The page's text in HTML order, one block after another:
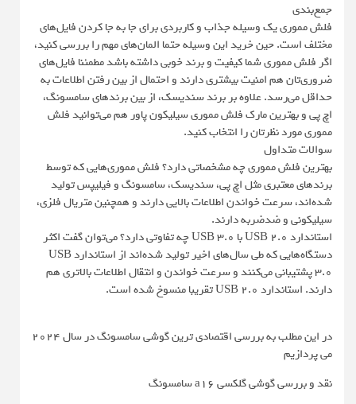
جمع‌بندی
فلش مموری یک وسیله جذاب و کاربردی برای جا به جا کردن فایل‌های
مختلف است. حین خرید این وسیله حتما المان‌های مهم را بررسی کنید،
اگر فلش مموری شما کیفیت و برند خوبی داشته باشد مطمئنا فایل‌های
ضروری‌تان هم امنیت بیشتری دارند و احتمال از بین رفتن اطلاعات‌ به
حداقل می‌رسد. علاوه بر برند سندیسک، از بین برندهای سامسونگ،
اچ پی و بهترین مارک فلش مموری سیلیکون پاور هم می‌توانید فلش
مموری مورد نظرتان را انتخاب کنید.
سوالات متداول
بهترین فلش مموری چه مشخصاتی دارد؟ فلش‌ مموری‌هایی که توسط
برندهای معتبری مثل اچ پی، سندیسک، سامسونگ و فیلیپس تولید
شده‌اند، سرعت خواندن اطلاعات بالایی دارند و همچنین متریال فلزی،
سیلیکونی و ضدضربه دارند.
استاندارد USB 2.0 با USB 3.0 چه تفاوتی دارد؟ می‌توان گفت اکثر
دستگاه‌هایی که طی سال‌های اخیر تولید شده‌اند از استاندارد USB
3.0 پشتیبانی می‌کنند و سرعت خواندن و انتقال اطلاعات بالاتری هم
دارند. استاندارد USB 2.0 تقریبا منسوخ شده است.
در این مطلب به بررسی اقتصادی ترین گوشی سامسونگ در سال ۲۰۲۴
می پردازیم
نقد و بررسی گوشی گلکسی a16 سامسونگ